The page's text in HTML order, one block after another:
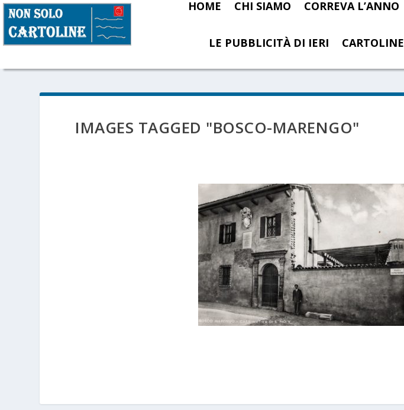
HOME CHI SIAMO CORREVA L’ANNO
LE PUBBLICITÀ DI IERI CARTOLINE
IMAGES TAGGED "BOSCO-MARENGO"